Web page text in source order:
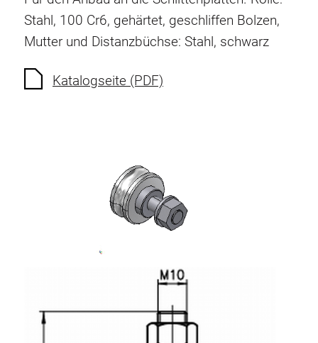
Verdrehsicherungen
Gewindeeinsätze
Rollenelemente
Scharniere und Gelenke
Pneumatik Elemente
Dynamische Elemente
Eckelement
Rollbahnsystem
Stahl, 100 Cr6, gehärtet, geschliffen Bolzen,
Mutter und Distanzbüchse: Stahl, schwarz
Katalogseite (PDF)